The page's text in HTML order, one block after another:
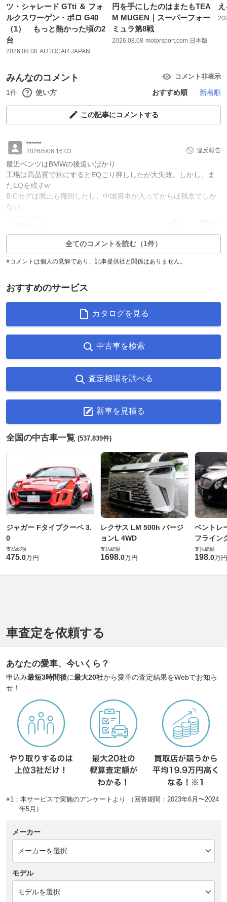
ツ・シャレード GTti ＆ フォ
ルクスワーゲン・ポロ G40
（1） もっと熱かった頃の2
台
2026.08.08 AUTOCAR JAPAN
円を手にしたのはまたもTEA
M MUGEN｜スーパーフォー
ミュラ第8戦
2026.08.08 motorsport.com 日本版
みんなのコメント コメント非表示
1件 使い方 おすすめ順 新着順
この記事にコメントする
******
2026/5/06 16:03
違反報告
最近ベンツはBMWの後追いばかり
工場は高品質で別にするとEQごり押ししたが大失敗。しかし、ま
たEQを残すw
B.Cセグば廃止も撤回したし、中国資本が入ってからは残念でしか
ない。
全てのコメントを読む（1件）
※コメントは個人の見解であり、記事提供社と関係はありません。
おすすめのサービス
カタログを見る
中古車を検索
査定相場を調べる
新車を見積る
全国の中古車一覧 (537,839件)
ジャガー Fタイプクーペ 3.
0
支払総額
475.0万円
レクサス LM 500h バージ
ョンL 4WD
支払総額
1698.0万円
ベントレ
フライン
支払総額
198.0万円
車査定を依頼する
あなたの愛車、今いくら？
申込み最短3時間後に最大20社から愛車の査定結果をWebでお知ら
せ！
※1：本サービスで実施のアンケートより （回答期間：2023年6月〜2024
年5月）
メーカー
モデル